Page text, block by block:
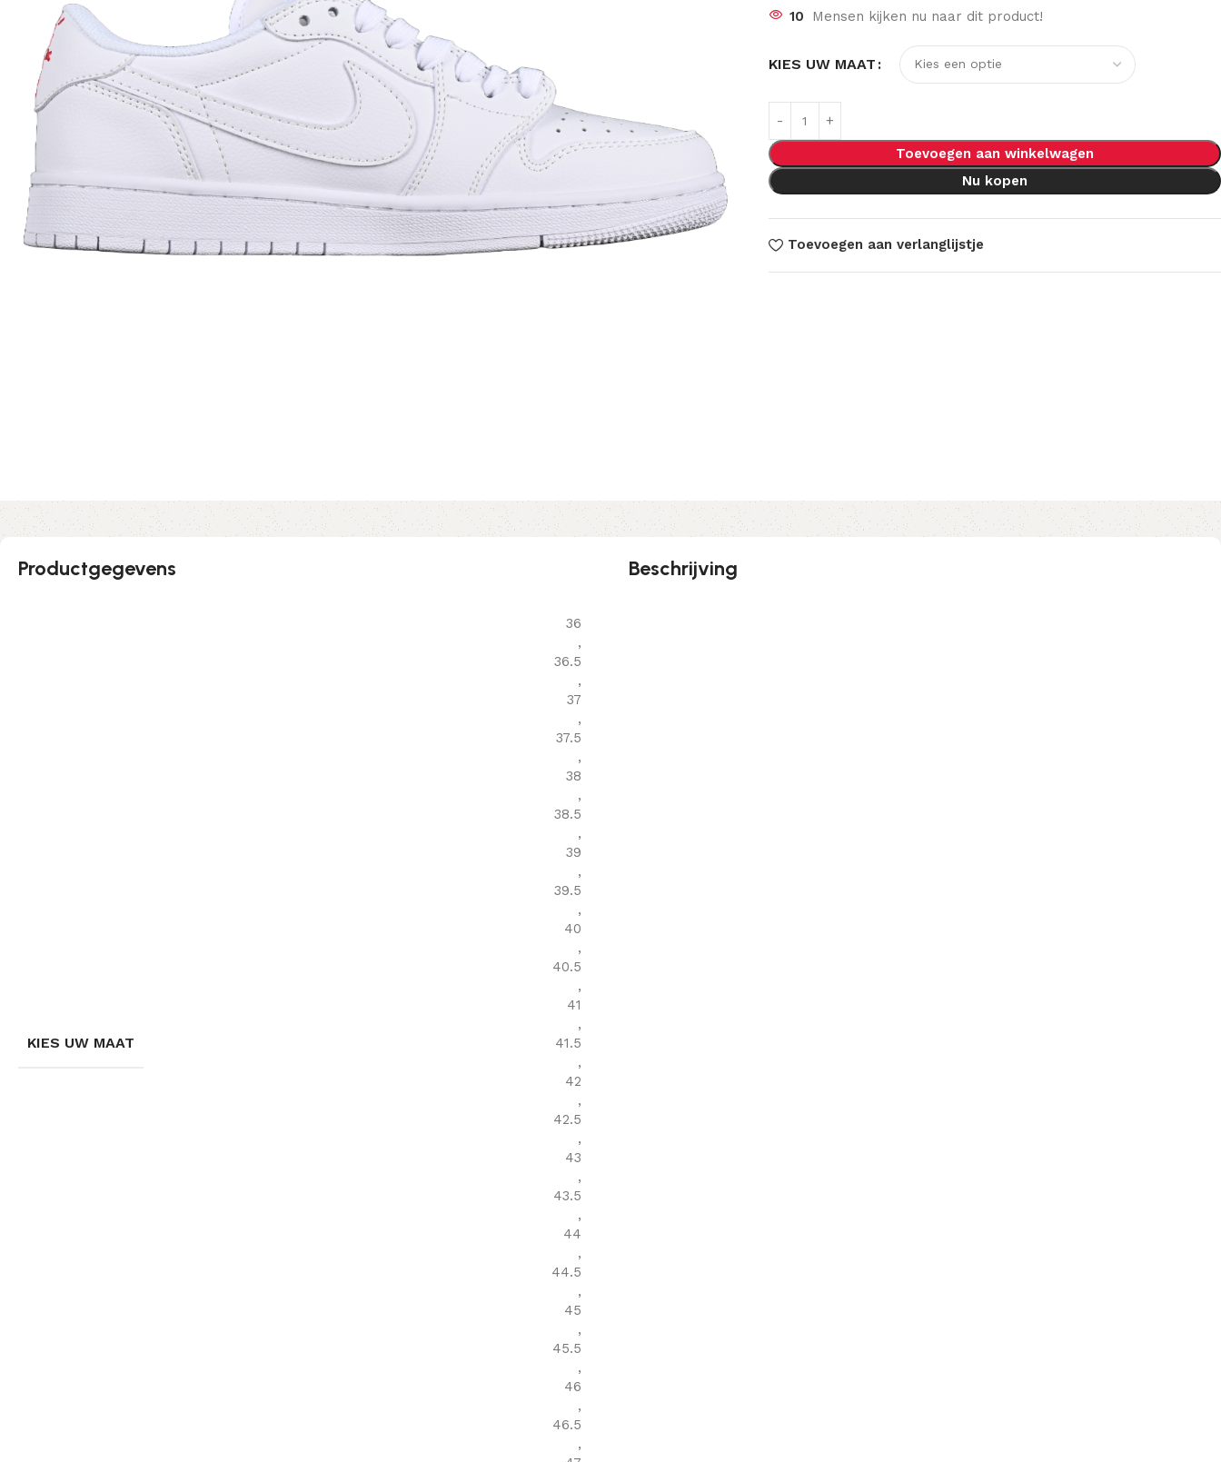
10 Mensen kijken nu naar dit product!
KIES UW MAAT
Toevoegen aan winkelwagen
Nu kopen
Toevoegen aan verlanglijstje
Productgegevens
KIES UW MAAT
36
,
36.5
,
37
,
37.5
,
38
,
38.5
,
39
,
39.5
,
40
,
40.5
,
41
,
41.5
,
42
,
42.5
,
43
,
43.5
,
44
,
44.5
,
45
,
45.5
,
46
,
46.5
,
Beschrijving